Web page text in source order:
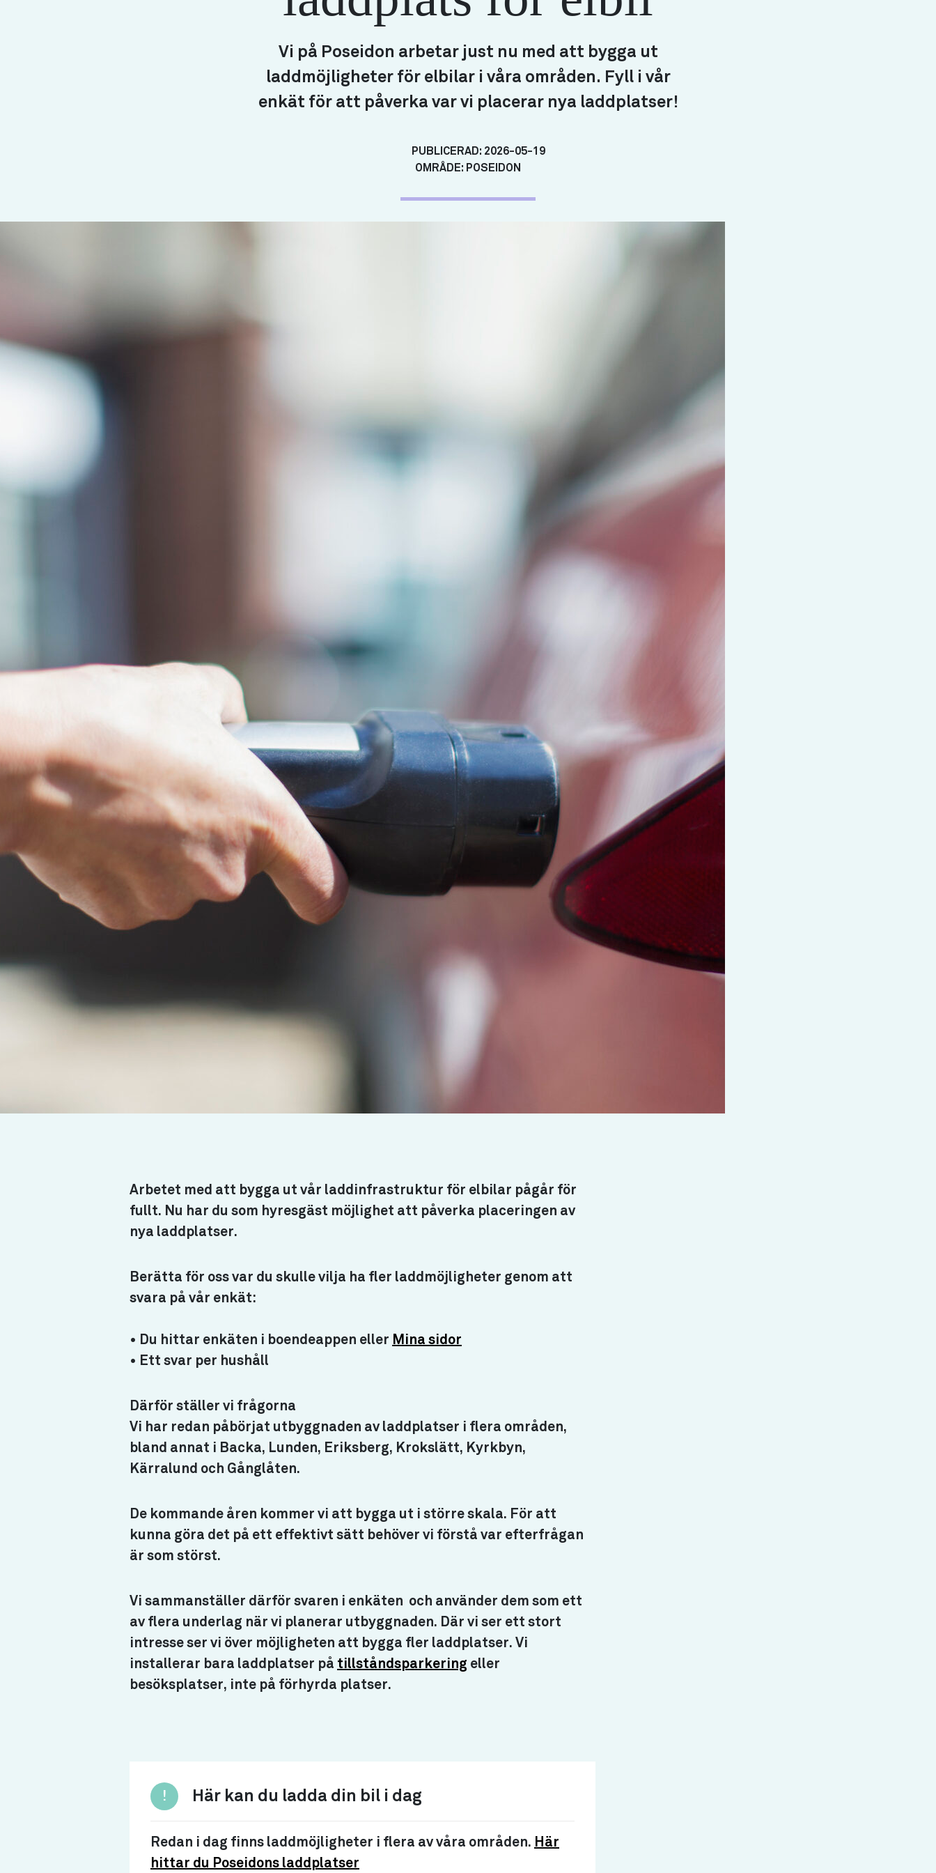
Vi på Poseidon arbetar just nu med att bygga ut
laddmöjligheter för elbilar i våra områden. Fyll i vår
enkät för att påverka var vi placerar nya laddplatser!
PUBLICERAD: 2026-05-19
OMRÅDE: POSEIDON
Arbetet med att bygga ut vår laddinfrastruktur för elbilar pågår för
fullt. Nu har du som hyresgäst möjlighet att påverka placeringen av
nya laddplatser.
Berätta för oss var du skulle vilja ha fler laddmöjligheter genom att
svara på vår enkät:
• Du hittar enkäten i boendeappen eller Mina sidor
• Ett svar per hushåll
Därför ställer vi frågorna
Vi har redan påbörjat utbyggnaden av laddplatser i flera områden,
bland annat i Backa, Lunden, Eriksberg, Krokslätt, Kyrkbyn,
Kärralund och Gånglåten.
De kommande åren kommer vi att bygga ut i större skala. För att
kunna göra det på ett effektivt sätt behöver vi förstå var efterfrågan
är som störst.
Vi sammanställer därför svaren i enkäten och använder dem som ett
av flera underlag när vi planerar utbyggnaden. Där vi ser ett stort
intresse ser vi över möjligheten att bygga fler laddplatser. Vi
installerar bara laddplatser på tillståndsparkering eller
besöksplatser, inte på förhyrda platser.
! Här kan du ladda din bil i dag
Redan i dag finns laddmöjligheter i flera av våra områden. Här
hittar du Poseidons laddplatser